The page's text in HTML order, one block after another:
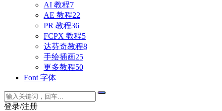
AI 教程7
AE 教程22
PR 教程36
FCPX 教程5
达芬奇教程8
手绘插画25
更多教程50
Font 字体
登录/注册